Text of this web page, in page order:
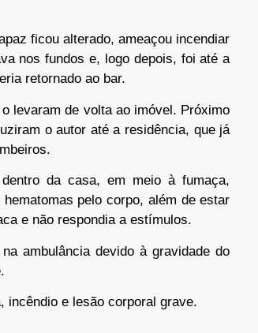
ficou alterado, ameaçou incendiar
nos fundos e, logo depois, foi até a
retornado ao bar.
levaram de volta ao imóvel. Próximo
o autor até a residência, que já
da casa, em meio à fumaça,
pelo corpo, além de estar
e não respondia a estímulos.
ambulância devido à gravidade do
incêndio e lesão corporal grave.